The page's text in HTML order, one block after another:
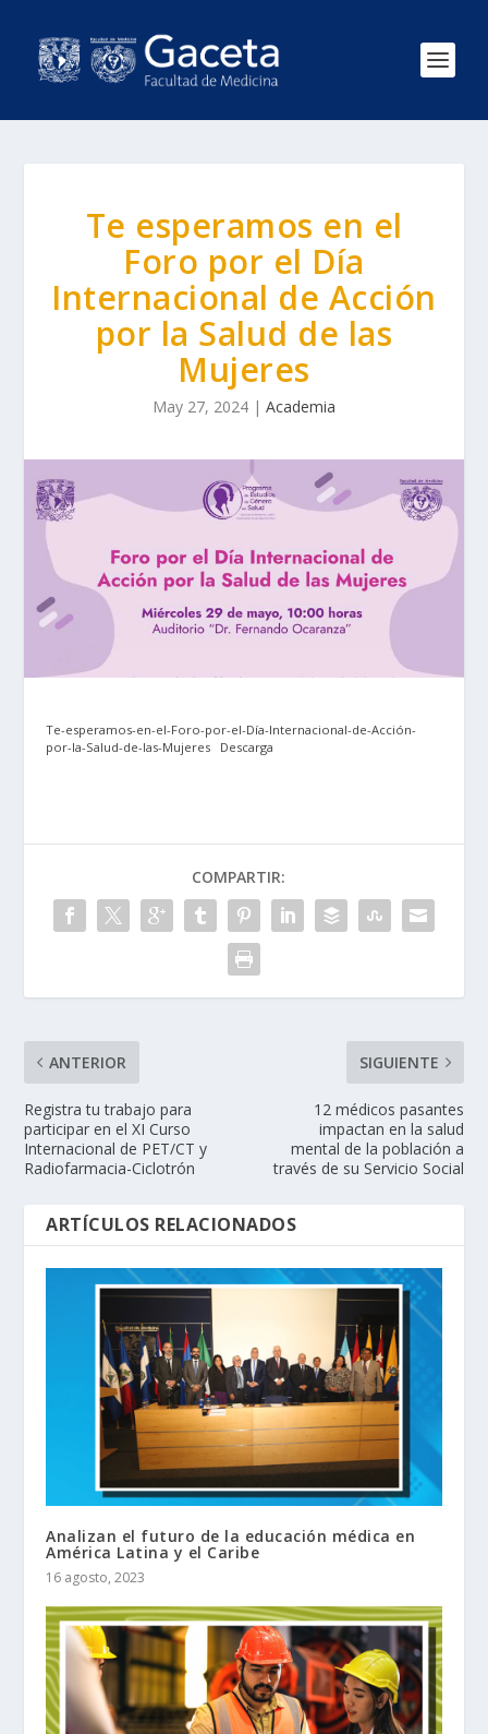
Te esperamos en el
Foro por el Día
Internacional de Acción
por la Salud de las
Mujeres
May 27, 2024 | Academia
Te-esperamos-en-el-Foro-por-el-Día-Internacional-de-Acción-
por-la-Salud-de-las-Mujeres
Descarga
COMPARTIR:
ANTERIOR
Registra tu trabajo para
participar en el XI Curso
Internacional de PET/CT y
Radiofarmacia-Ciclotrón
SIGUIENTE
12 médicos pasantes
impactan en la salud
mental de la población a
través de su Servicio Social
ARTÍCULOS RELACIONADOS
Analizan el futuro de la educación médica en
América Latina y el Caribe
16 agosto, 2023